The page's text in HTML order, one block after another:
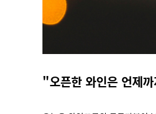
"오픈한 와인은 언제